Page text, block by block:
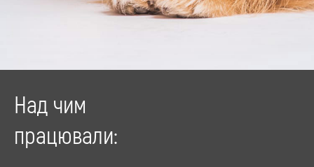
Над чим
працювали: